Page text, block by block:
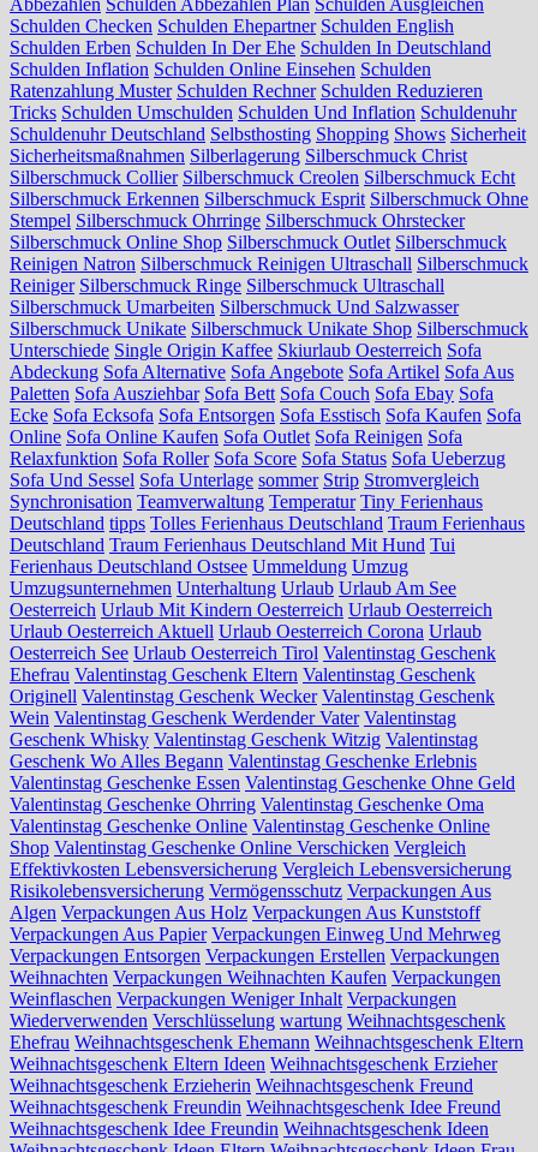
Schulden Checken Schulden Ehepartner Schulden English
Schulden Erben Schulden In Der Ehe Schulden In Deutschland
Schulden Inflation Schulden Online Einsehen Schulden
Ratenzahlung Muster Schulden Rechner Schulden Reduzieren
Tricks Schulden Umschulden Schulden Und Inflation Schuldenuhr
Schuldenuhr Deutschland Selbsthosting Shopping Shows Sicherheit
Sicherheitsmaßnahmen Silberlagerung Silberschmuck Christ
Silberschmuck Collier Silberschmuck Creolen Silberschmuck Echt
Silberschmuck Erkennen Silberschmuck Esprit Silberschmuck Ohne
Stempel Silberschmuck Ohrringe Silberschmuck Ohrstecker
Silberschmuck Online Shop Silberschmuck Outlet Silberschmuck
Reinigen Natron Silberschmuck Reinigen Ultraschall Silberschmuck
Reiniger Silberschmuck Ringe Silberschmuck Ultraschall
Silberschmuck Umarbeiten Silberschmuck Und Salzwasser
Silberschmuck Unikate Silberschmuck Unikate Shop Silberschmuck
Unterschiede Single Origin Kaffee Skiurlaub Oesterreich Sofa
Abdeckung Sofa Alternative Sofa Angebote Sofa Artikel Sofa Aus
Paletten Sofa Ausziehbar Sofa Bett Sofa Couch Sofa Ebay Sofa
Ecke Sofa Ecksofa Sofa Entsorgen Sofa Esstisch Sofa Kaufen Sofa
Online Sofa Online Kaufen Sofa Outlet Sofa Reinigen Sofa
Relaxfunktion Sofa Roller Sofa Score Sofa Status Sofa Ueberzug
Sofa Und Sessel Sofa Unterlage sommer Strip Stromvergleich
Synchronisation Teamverwaltung Temperatur Tiny Ferienhaus
Deutschland tipps Tolles Ferienhaus Deutschland Traum Ferienhaus
Deutschland Traum Ferienhaus Deutschland Mit Hund Tui
Ferienhaus Deutschland Ostsee Ummeldung Umzug
Umzugsunternehmen Unterhaltung Urlaub Urlaub Am See
Oesterreich Urlaub Mit Kindern Oesterreich Urlaub Oesterreich
Urlaub Oesterreich Aktuell Urlaub Oesterreich Corona Urlaub
Oesterreich See Urlaub Oesterreich Tirol Valentinstag Geschenk
Ehefrau Valentinstag Geschenk Eltern Valentinstag Geschenk
Originell Valentinstag Geschenk Wecker Valentinstag Geschenk
Wein Valentinstag Geschenk Werdender Vater Valentinstag
Geschenk Whisky Valentinstag Geschenk Witzig Valentinstag
Geschenk Wo Alles Begann Valentinstag Geschenke Erlebnis
Valentinstag Geschenke Essen Valentinstag Geschenke Ohne Geld
Valentinstag Geschenke Ohrring Valentinstag Geschenke Oma
Valentinstag Geschenke Online Valentinstag Geschenke Online
Shop Valentinstag Geschenke Online Verschicken Vergleich
Effektivkosten Lebensversicherung Vergleich Lebensversicherung
Risikolebensversicherung Vermögensschutz Verpackungen Aus
Algen Verpackungen Aus Holz Verpackungen Aus Kunststoff
Verpackungen Aus Papier Verpackungen Einweg Und Mehrweg
Verpackungen Entsorgen Verpackungen Erstellen Verpackungen
Weihnachten Verpackungen Weihnachten Kaufen Verpackungen
Weinflaschen Verpackungen Weniger Inhalt Verpackungen
Wiederverwenden Verschlüsselung wartung Weihnachtsgeschenk
Ehefrau Weihnachtsgeschenk Ehemann Weihnachtsgeschenk Eltern
Weihnachtsgeschenk Eltern Ideen Weihnachtsgeschenk Erzieher
Weihnachtsgeschenk Erzieherin Weihnachtsgeschenk Freund
Weihnachtsgeschenk Freundin Weihnachtsgeschenk Idee Freund
Weihnachtsgeschenk Idee Freundin Weihnachtsgeschenk Ideen